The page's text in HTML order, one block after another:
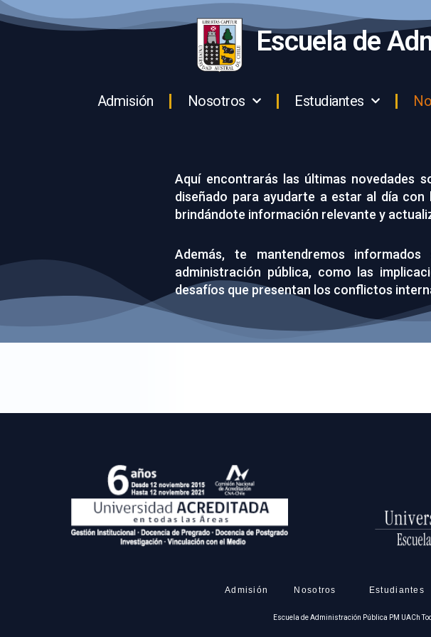
Escuela de
Admisión Nosotros Estudiantes
Aquí encontrarás las últimas novedades
diseñado para ayudarte a estar al día
brindándote información relevante y
Además, te mantendremos
administración pública, como las
desafíos que presentan los conflictos
Admisión Nosotros Estudiantes
Escuela de Administración Pública PM UACh